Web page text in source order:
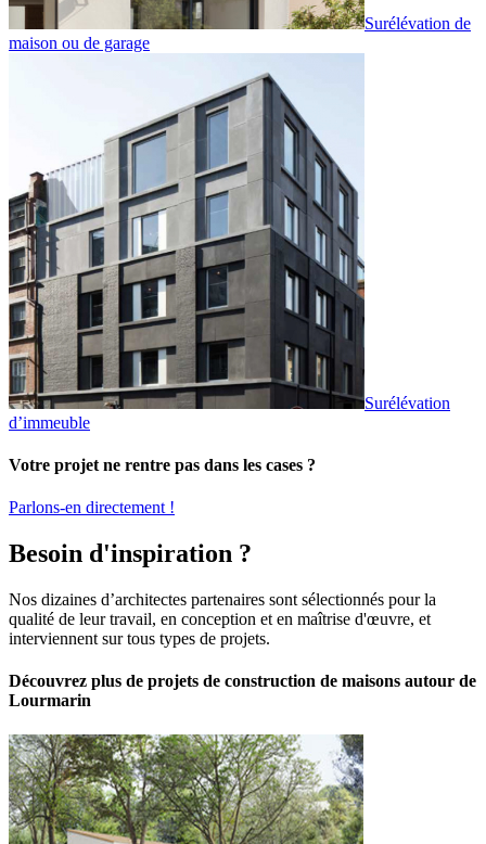
Surélévation de
maison ou de garage
Surélévation
d’immeuble
Votre projet ne rentre pas dans les cases ?
Parlons-en directement !
Besoin d'inspiration ?
Nos dizaines d’architectes partenaires sont sélectionnés pour la
qualité de leur travail, en conception et en maîtrise d'œuvre, et
interviennent sur tous types de projets.
Découvrez plus de projets de construction de maisons autour de
Lourmarin